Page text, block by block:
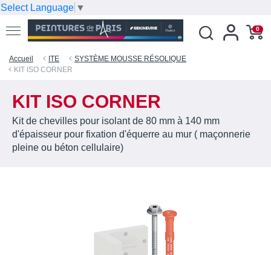
Select Language ▼
0
Accueil ITE
SYSTÈME MOUSSE RÉSOLIQUE
KIT ISO CORNER
KIT ISO CORNER
Kit de chevilles pour isolant de 80 mm à 140 mm
d'épaisseur pour fixation d'équerre au mur ( maçonnerie
pleine ou béton cellulaire)